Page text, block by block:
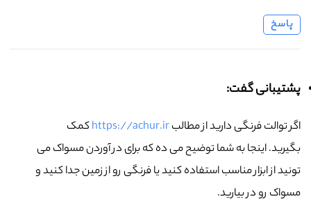
پاسخ
پشتیبانی گفت:
اگر توالت فرنگی دارید از مطالبhttps://achur.irکمک
بگیرید. اینجا به شما توضیح می ده که برای در آوردن مسواک می
تونید از ابزار مناسب استفاده کنید یا فرنگی رو از زمین جدا کنید و
مسواک رو در بیارید.